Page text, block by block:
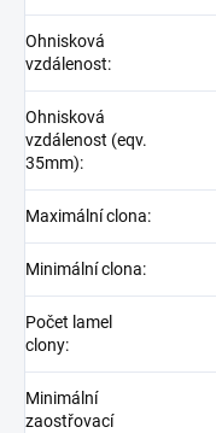
Ohnisková
vzdálenost:
Ohnisková
vzdálenost (eqv.
35mm):
Maximální clona:
Minimální clona:
Počet lamel
clony:
Minimální
zaostřovací